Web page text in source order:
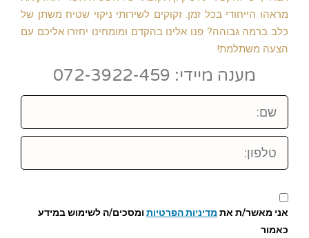
מראהו הייחודי בכל זמן. זקוקים לשירותי ניקוי שטיח משתן של
כלב ברמה גבוהה? פנו אלינו בהקדם ומומחינו יחזרו אליכם עם
הצעה משתלמת!
מענה מיידי: 072-3922-459
שם:
טלפון:
אני מאשר/ת את מדיניות הפרטיות ומסכים/ה לשימוש במידע
כאמור